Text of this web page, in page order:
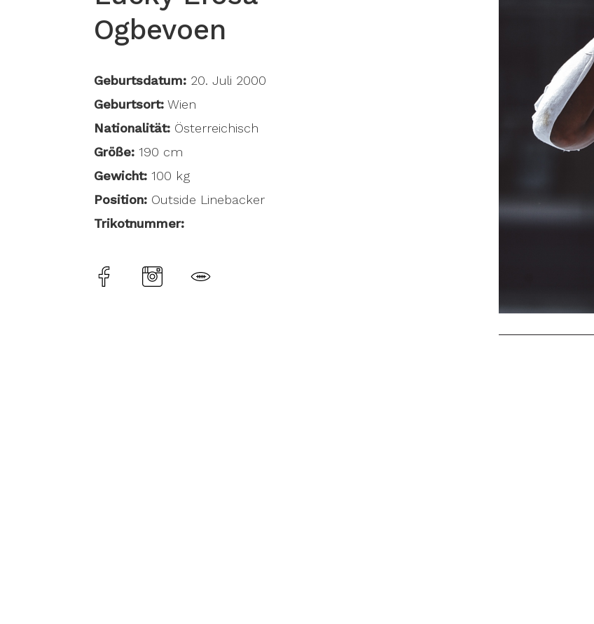
Ogbevoen
Geburtsdatum: 20. Juli 2000
Geburtsort: Wien
Nationalität: Österreichisch
Größe: 190 cm
Gewicht: 100 kg
Position: Outside Linebacker
Trikotnummer: